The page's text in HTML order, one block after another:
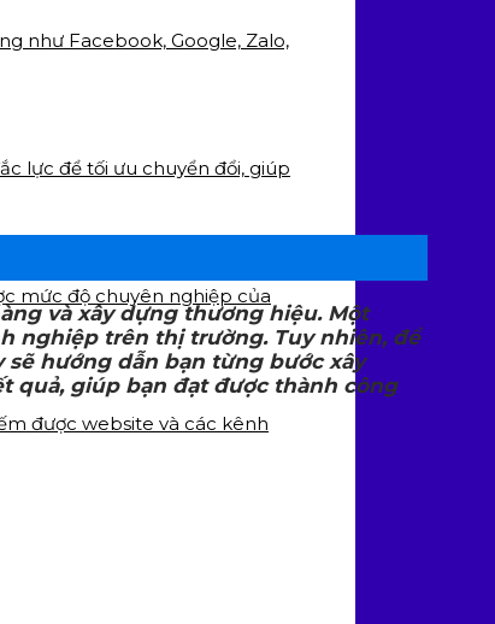
như Facebook, Google, Zalo,
lực để tối ưu chuyển đổi, giúp
mức độ chuyên nghiệp của
được website và các kênh
và xây dựng thương hiệu. Một
nghiệp trên thị trường. Tuy nhiên, để
sẽ hướng dẫn bạn từng bước xây
quả, giúp bạn đạt được thành công